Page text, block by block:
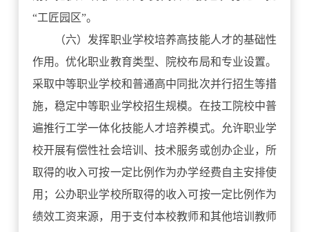
“工匠园区”。
（六）发挥职业学校培养高技能人才的基础性
作用。优化职业教育类型、院校布局和专业设置。
采取中等职业学校和普通高中同批次并行招生等措
施，稳定中等职业学校招生规模。在技工院校中普
遍推行工学一体化技能人才培养模式。允许职业学
校开展有偿性社会培训、技术服务或创办企业，所
取得的收入可按一定比例作为办学经费自主安排使
用；公办职业学校所取得的收入可按一定比例作为
绩效工资来源，用于支付本校教师和其他培训教师